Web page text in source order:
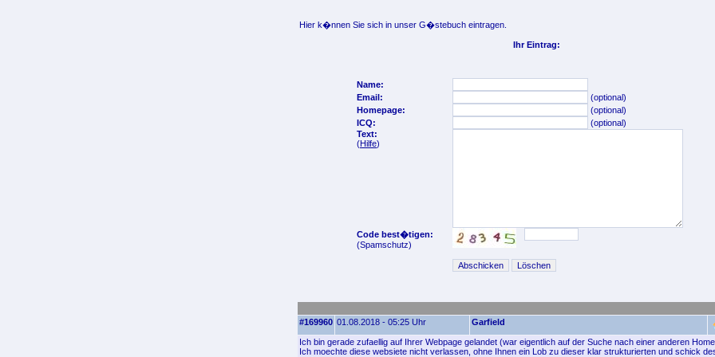
Hier k�nnen Sie sich in unser G�stebuch eintragen.
Ihr Eintrag:
Name:
Email:
(optional)
Homepage:
(optional)
ICQ:
(optional)
Text:
(Hilfe)
Code best�tigen:
(Spamschutz)
#169960 01.08.2018 - 05:25 Uhr Garfield
Ich bin gerade zufaellig auf Ihrer Webpage gelandet (war eigentlich auf der Suche nach einer anderen
Ich moechte diese websiete nicht verlassen, ohne Ihnen ein Lob zu dieser klar strukturierten und schick